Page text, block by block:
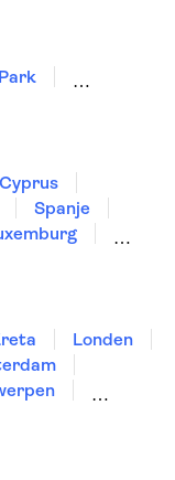
El Teide
Cyprus
Spanje
Londen